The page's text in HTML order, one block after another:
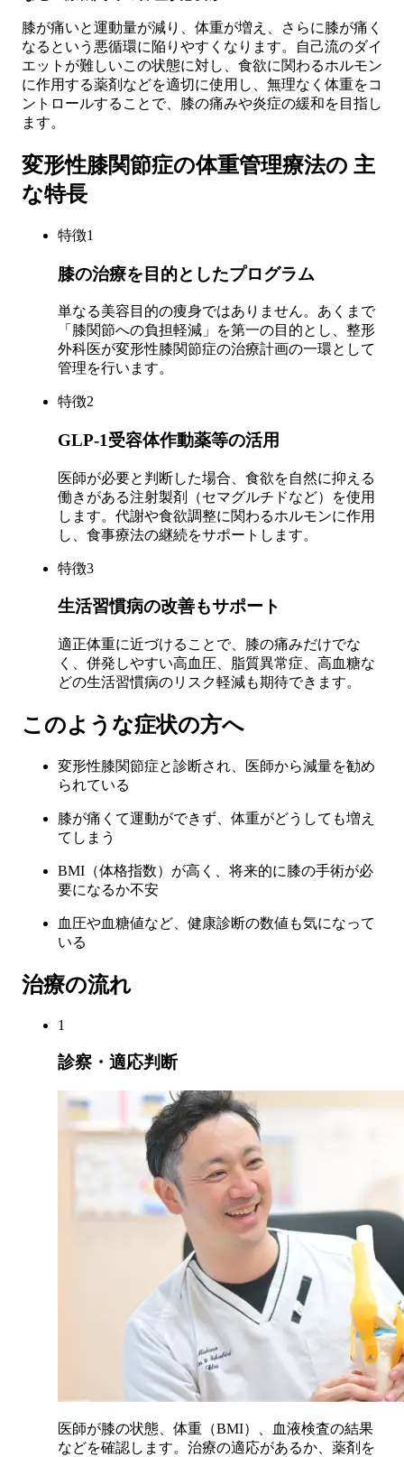
膝が痛いと運動量が減り、体重が増え、さらに膝が痛く
なるという悪循環に陥りやすくなります。自己流のダイ
エットが難しいこの状態に対し、食欲に関わるホルモン
に作用する薬剤などを適切に使用し、無理なく体重をコ
ントロールすることで、膝の痛みや炎症の緩和を目指し
ます。
変形性膝関節症の体重管理療法の 主
な特長
特徴1
膝の治療を目的としたプログラム
単なる美容目的の痩身ではありません。あくまで
「膝関節への負担軽減」を第一の目的とし、整形
外科医が変形性膝関節症の治療計画の一環として
管理を行います。
特徴2
GLP-1受容体作動薬等の活用
医師が必要と判断した場合、食欲を自然に抑える
働きがある注射製剤（セマグルチドなど）を使用
します。代謝や食欲調整に関わるホルモンに作用
し、食事療法の継続をサポートします。
特徴3
生活習慣病の改善もサポート
適正体重に近づけることで、膝の痛みだけでな
く、併発しやすい高血圧、脂質異常症、高血糖な
どの生活習慣病のリスク軽減も期待できます。
このような症状の方へ
変形性膝関節症と診断され、医師から減量を勧め
られている
膝が痛くて運動ができず、体重がどうしても増え
てしまう
BMI（体格指数）が高く、将来的に膝の手術が必
要になるか不安
血圧や血糖値など、健康診断の数値も気になって
いる
治療の流れ
1
診察・適応判断
医師が膝の状態、体重（BMI）、血液検査の結果
などを確認します。治療の適応があるか、薬剤を